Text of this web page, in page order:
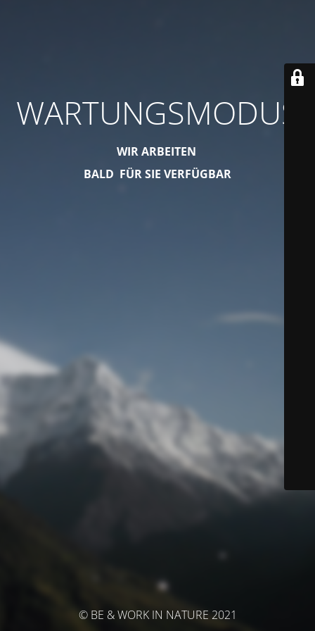
WARTUNGSMODUS
WIR ARBEITEN
BALD FÜR SIE VERFÜGBAR
© BE & WORK IN NATURE 2021